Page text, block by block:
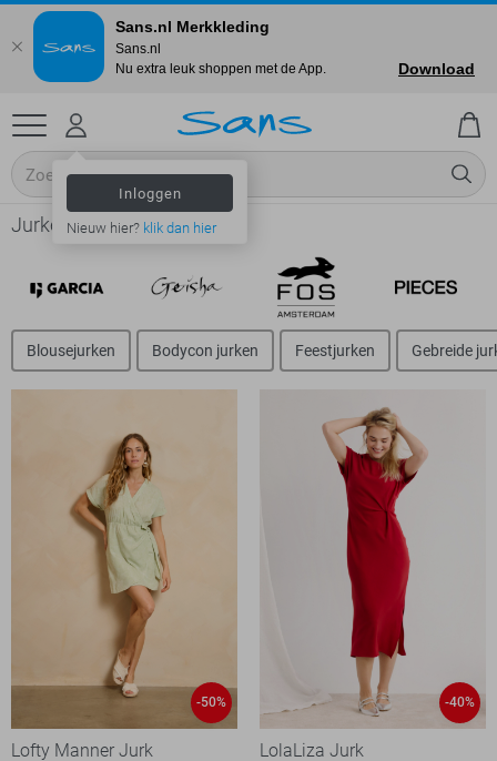
Inloggen
Nieuw hier? klik dan hier
Jurken online shop
Blousejurken Bodycon jurken Feestjurken Gebreide
-50%
Lofty Manner Jurk
-40%
LolaLiza Jurk
Sans.nl Merkkleding
Sans.nl
Nu extra leuk shoppen met de App.
Download